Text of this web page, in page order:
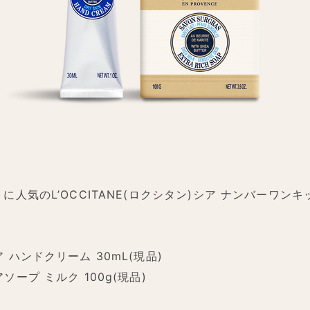
に人気のL’OCCITANE(ロクシタン)シア ナンバーワンキ
ハンドクリーム 30mL(現品)
ープ ミルク 100g(現品)